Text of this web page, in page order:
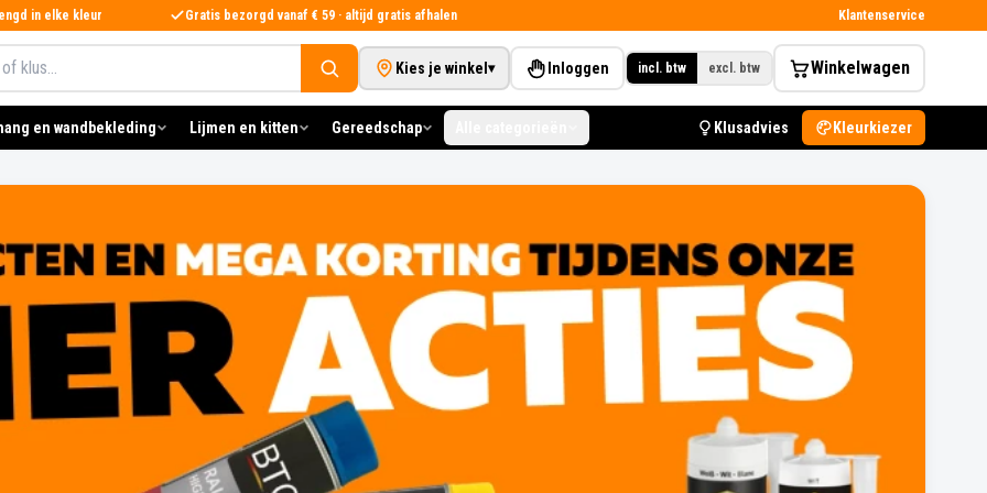
in elke kleur Gratis bezorgd vanaf € 59 · altijd gratis afhalen Klantenservice
Kies je winkel ▾ Inloggen incl. btw excl. btw Winkelwagen
en wandbekleding Lijmen en kitten Gereedschap Klusadvies Kleurkiezer